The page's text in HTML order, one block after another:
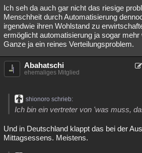
Ich seh da auch gar nicht das riesige
Menschheit durch Automatisierung
irgendwie ihren Wohlstand zu
ermöglicht automatisierung ja sogar
Ganze ja ein reines Verteilungsproblem.
Abahatschi
ehemaliges Mitglied
shionoro schrieb:
Ich bin ein vertreter von 'was muss,
Und in Deutschland klappt das bei der
Mittagsessens. Meistens.